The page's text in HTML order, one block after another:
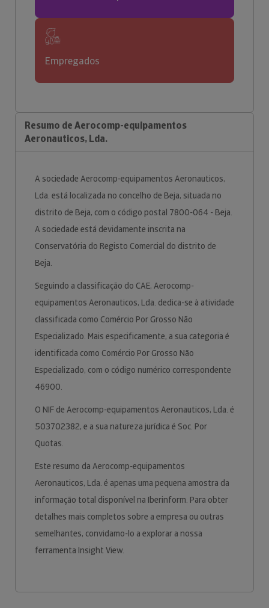
Empregados
Resumo de Aerocomp-equipamentos
Aeronauticos, Lda.
A sociedade Aerocomp-equipamentos Aeronauticos,
Lda. está localizada no concelho de Beja, situada no
distrito de Beja, com o código postal 7800-064 - Beja.
A sociedade está devidamente inscrita na
Conservatória do Registo Comercial do distrito de
Beja.
Seguindo a classificação do CAE, Aerocomp-
equipamentos Aeronauticos, Lda. dedica-se à atividade
classificada como Comércio Por Grosso Não
Especializado. Mais especificamente, a sua categoria é
identificada como Comércio Por Grosso Não
Especializado, com o código numérico correspondente
46900.
O NIF de Aerocomp-equipamentos Aeronauticos, Lda. é
503702382, e a sua natureza jurídica é Soc. Por
Quotas.
Este resumo da Aerocomp-equipamentos
Aeronauticos, Lda. é apenas uma pequena amostra da
informação total disponível na Iberinform. Para obter
detalhes mais completos sobre a empresa ou outras
semelhantes, convidamo-lo a explorar a nossa
ferramenta Insight View.